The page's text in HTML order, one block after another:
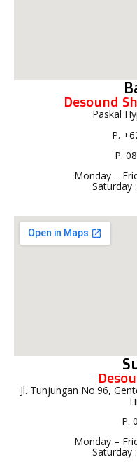
Desound
Paskal
P.
P.
Monday –
Saturday
Jl. Tunjungan No.96,
P.
Monday –
Saturday